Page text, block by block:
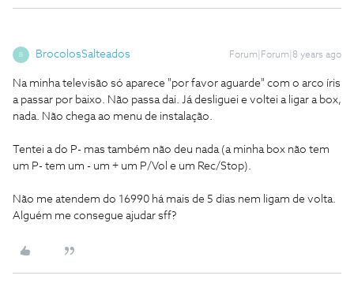
B BrocolosSalteados Forum|Forum|8 years ago
Na minha televisão só aparece "por favor aguarde" com o arco íris
a passar por baixo. Não passa dai. Já desliguei e voltei a ligar a box,
nada. Não chega ao menu de instalação.
Tentei a do P- mas também não deu nada (a minha box não tem
um P- tem um - um + um P/Vol e um Rec/Stop).
Não me atendem do 16990 há mais de 5 dias nem ligam de volta.
Alguém me consegue ajudar sff?